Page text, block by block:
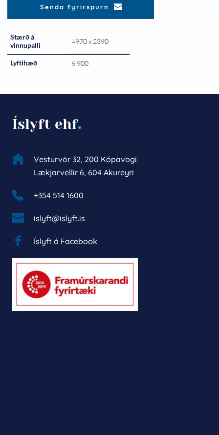
Senda fyrirspurn
Stærð á
vinnupalli
4970 x 2390
Lyftihæð 6 900
Íslyft ehf.
Vesturvör 32, 200 Kópavogi
Lækjarvellir 6, 604 Akureyri
+354 514 1600
islyft@islyft.is
Íslyft á Facebook